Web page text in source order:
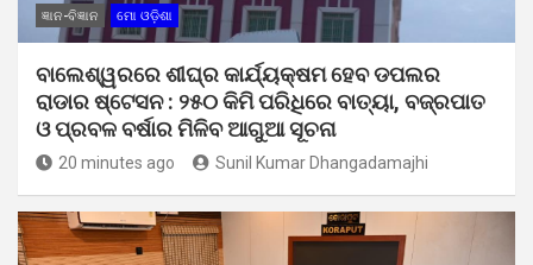
ଜ୍ଞାନ-ବିଜ୍ଞାନ ମୋ ଓଡ଼ିଶା
ବାଲେଶ୍ୱରରେ ଶୀଘ୍ର କାର୍ଯ୍ୟକ୍ଷମ ହେବ ଡପଲର
ରାଡାର ଷ୍ଟେସନ : ୨୫୦ କିମି ପରିଧିରେ ବାତ୍ୟା, ବଜ୍ରପାତ
ଓ ପ୍ରବଳ ବର୍ଷାର ମିଳିବ ଆଗୁଆ ସୂଚନା
20 minutes ago Sunil Kumar Dhangadamajhi